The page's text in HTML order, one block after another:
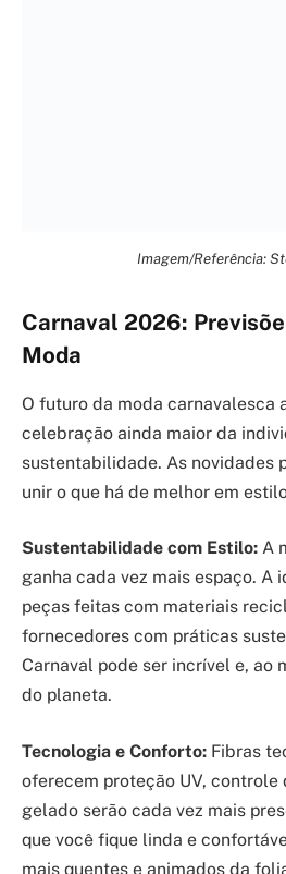
Imagem/Referência:
Carnaval 2026:
Moda
O futuro da moda carnavalesca
celebração ainda maior da
sustentabilidade. As novidades
unir o que há de melhor em
Sustentabilidade com Estilo: A
ganha cada vez mais espaço. A
peças feitas com materiais
fornecedores com práticas
Carnaval pode ser incrível e, ao
do planeta.
Tecnologia e Conforto: Fibras
oferecem proteção UV, controle
gelado serão cada vez mais
que você fique linda e
mais quentes e animados da